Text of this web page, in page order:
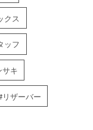
クス
ッフ
キ
リザーバー